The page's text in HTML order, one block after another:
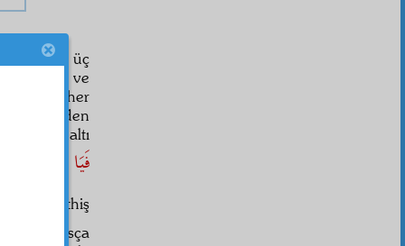
yi bin üç
mirası ve
te her
eden
a yakın altı
فَيَا حَامِلَ
en müthiş
ça ve şahısça